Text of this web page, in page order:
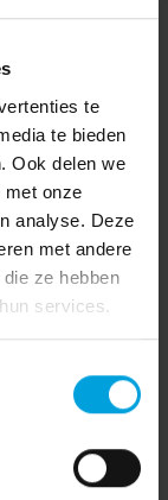
te
te bieden
Ook delen we
met onze
analyse. Deze
met andere
ze hebben
services.